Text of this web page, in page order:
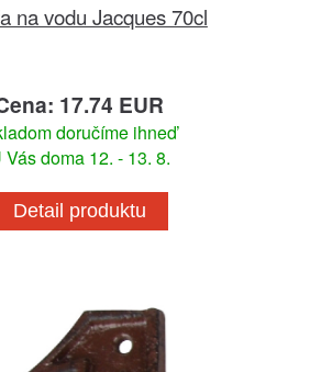
na vodu Jacques 70cl
17.74 EUR
doručíme ihneď
Vás doma 12. - 13. 8.
Detail produktu